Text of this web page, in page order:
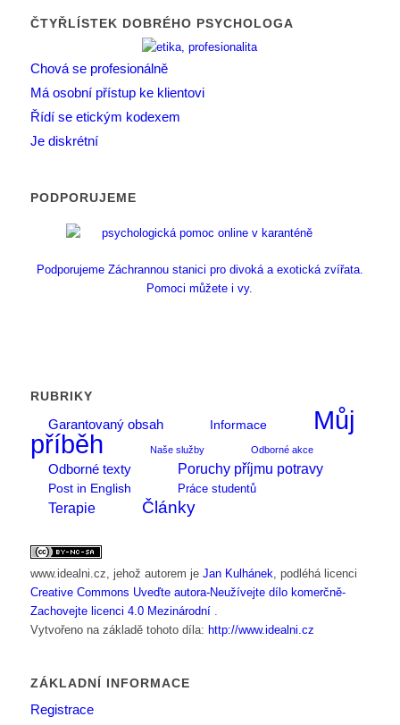
ČTYŘLÍSTEK DOBRÉHO PSYCHOLOGA
Chová se profesionálně
Má osobní přístup ke klientovi
Řídí se etickým kodexem
Je diskrétní
PODPORUJEME
Podporujeme Záchrannou stanici pro divoká a exotická zvířata.
Pomoci můžete i vy.
RUBRIKY
Garantovaný obsah
Informace
Můj
příběh
Naše služby Odborné akce
Odborné texty Poruchy příjmu potravy
Post in English Práce studentů
Terapie Články
www.idealni.cz , jehož autorem je Jan Kulhánek , podléhá licenci
Creative Commons Uveďte autora-Neužívejte dílo komerčně-
Zachovejte licenci 4.0 Mezinárodní
Vytvořeno na základě tohoto díla: http://www.idealni.cz
ZÁKLADNÍ INFORMACE
Registrace